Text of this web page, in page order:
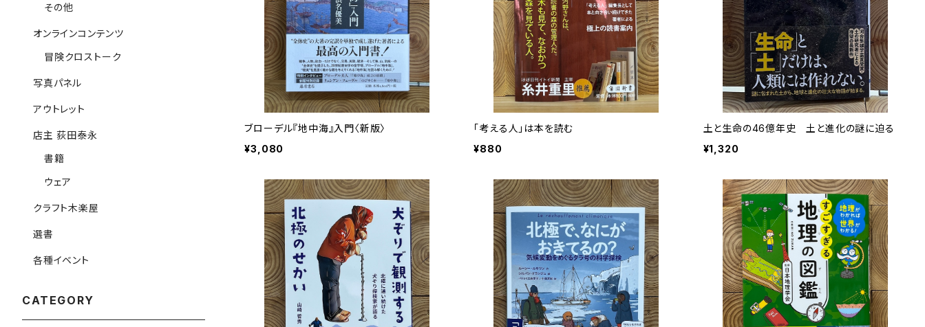
ブローデル『地中海』入門〈新版〉
¥3,080
「考える人」は本を読む
¥880
土と生命の46億年史 土と進化の謎に迫る
¥1,320
その他
オンラインコンテンツ
冒険クロストーク
写真パネル
アウトレット
店主 荻田泰永
書籍
ウェア
クラフト木楽屋
選書
各種イベント
CATEGORY